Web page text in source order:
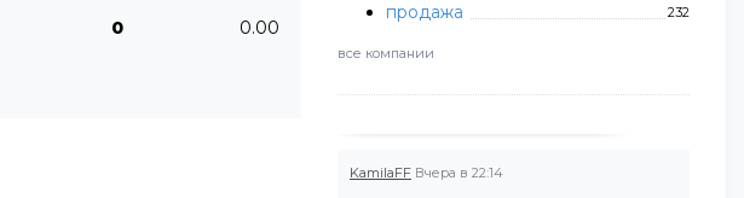
продажа 232
все компании
KamilaFF Вчера в 22:14
0 0.00